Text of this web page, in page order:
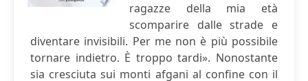
ragazze della mia età
scomparire dalle strade e
diventare invisibili. Per me non è più possibile
tornare indietro. È troppo tardi». Nonostante
sia cresciuta sui monti afgani al confine con il